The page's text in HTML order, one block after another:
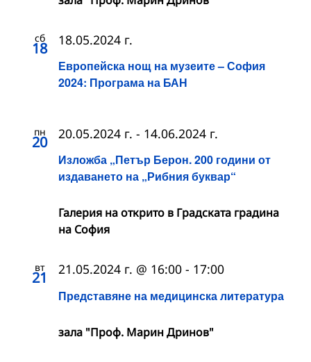
сб
18
Европейска нощ на музеите – София
2024: Програма на БАН
18.05.2024 г.
пн
20
Изложба „Петър Берон. 200 години от
издаването на „Рибния буквар“
20.05.2024 г. - 14.06.2024 г.
Галерия на открито в Градската градина
на София
вт
21
Представяне на медицинска литература
21.05.2024 г. @ 16:00 - 17:00
зала "Проф. Марин Дринов"